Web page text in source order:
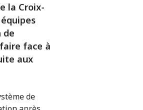
la Croix-
de
face à
aux
de